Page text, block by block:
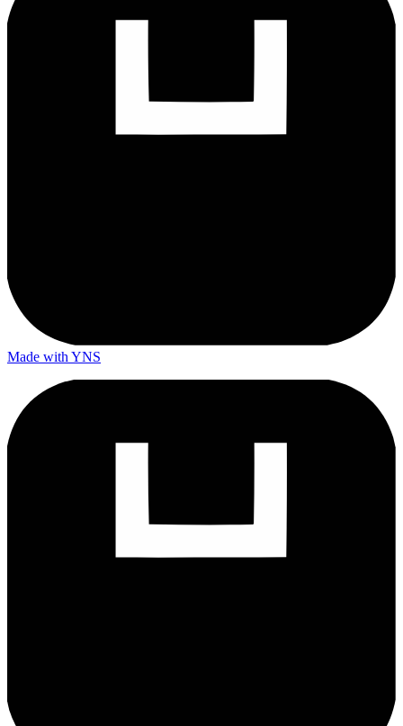
Made with YNS